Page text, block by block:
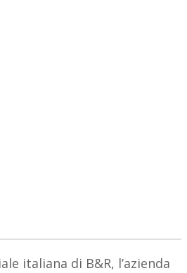
italiana di B&R, l’azienda